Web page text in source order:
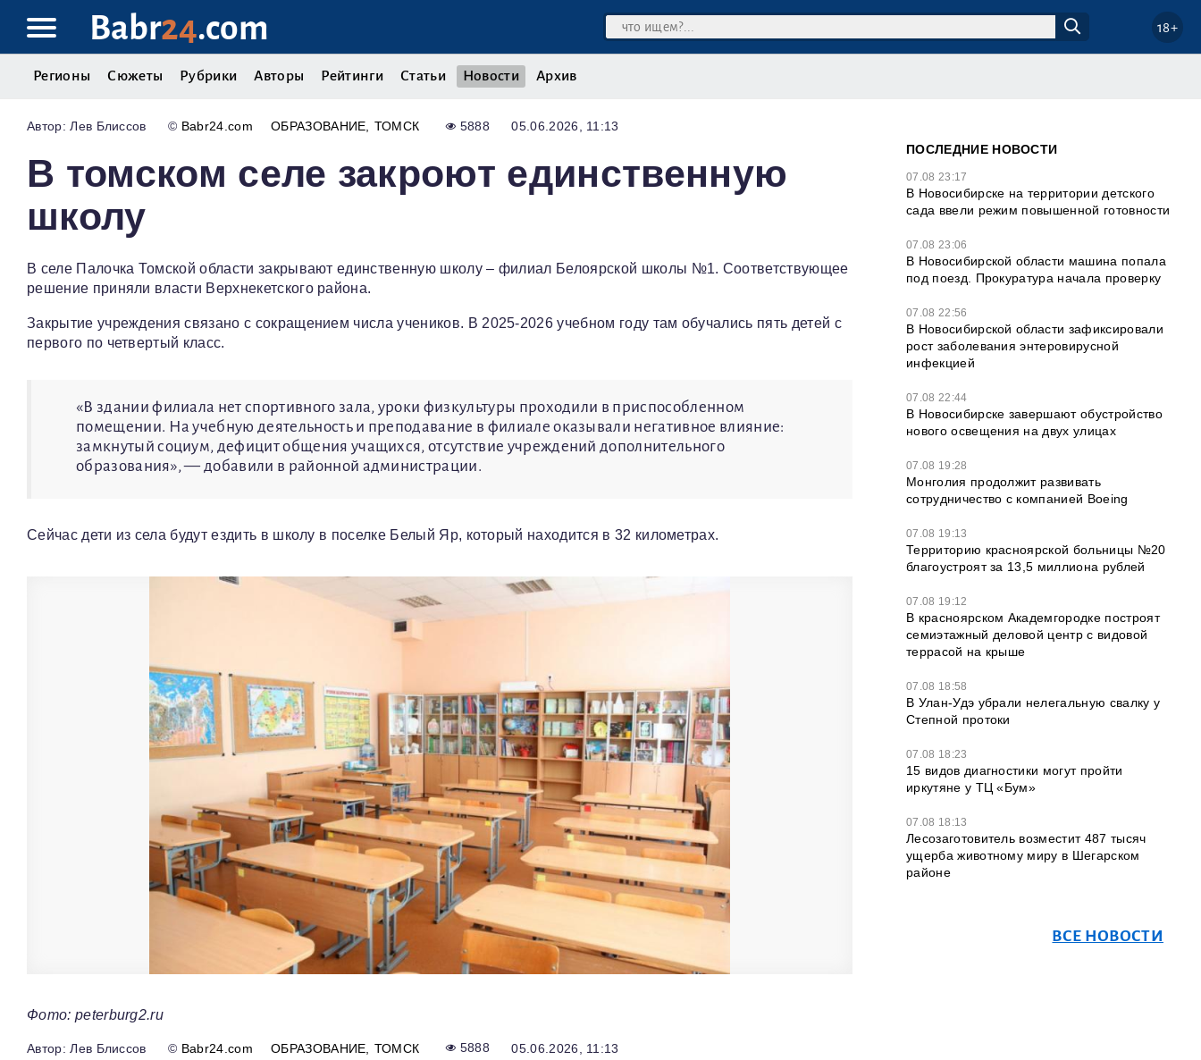
Babr24.com 18+
Регионы Сюжеты Рубрики Авторы Рейтинги Статьи Новости Архив
Лев Блиссов © Babr24.com ОБРАЗОВАНИЕ ТОМСК 5888 05.06.2026, 11:13
В томском селе закроют единственную
школу
В селе Палочка Томской области закрывают единственную школу – филиал Белоярской школы №1. Соответствующее
решение приняли власти Верхнекетского района.
Закрытие учреждения связано с сокращением числа учеников. В 2025-2026 учебном году там обучались пять детей с
первого по четвертый класс.
«В здании филиала нет спортивного зала, уроки физкультуры проходили в приспособленном
помещении. На учебную деятельность и преподавание в филиале оказывали негативное влияние:
замкнутый социум, дефицит общения учащихся, отсутствие учреждений дополнительного
образования», — добавили в районной администрации.
Сейчас дети из села будут ездить в школу в поселке Белый Яр, который находится в 32 километрах.
Фото: peterburg2.ru
Лев Блиссов © Babr24.com ОБРАЗОВАНИЕ ТОМСК 5888 05.06.2026, 11:13
ПОСЛЕДНИЕ НОВОСТИ
07.08 23:17
В Новосибирске на территории детского
сада ввели режим повышенной готовности
07.08 23:06
В Новосибирской области машина попала
под поезд. Прокуратура начала проверку
07.08 22:56
В Новосибирской области зафиксировали
рост заболевания энтеровирусной
инфекцией
07.08 22:44
В Новосибирске завершают обустройство
нового освещения на двух улицах
07.08 19:28
Монголия продолжит развивать
сотрудничество с компанией Boeing
07.08 19:13
Территорию красноярской больницы №20
благоустроят за 13,5 миллиона рублей
07.08 19:12
В красноярском Академгородке построят
семиэтажный деловой центр с видовой
террасой на крыше
07.08 18:58
В Улан-Удэ убрали нелегальную свалку у
Степной протоки
07.08 18:23
15 видов диагностики могут пройти
иркутяне у ТЦ «Бум»
07.08 18:13
Лесозаготовитель возместит 487 тысяч
ущерба животному миру в Шегарском
районе
ВСЕ НОВОСТИ